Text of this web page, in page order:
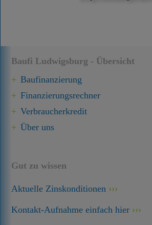
Baufi Ludwigsburg - Übersicht
Baufinanzierung
Finanzierungsrechner
Verbraucherkredit
Über uns
Gut zu wissen
Aktuelle Zinskonditionen
Kontakt-Aufnahme einfach hier